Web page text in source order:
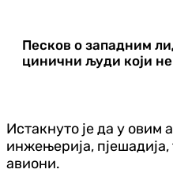
Песков о западним
цинични људи који
Истакнуто је да у овим
инжењерија,
авиони.